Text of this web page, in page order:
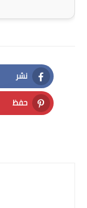
نشر
Facebook
حفظ
Pinterest